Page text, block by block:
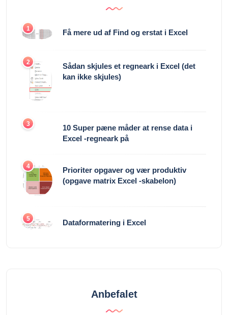
1 Få mere ud af Find og erstat i Excel
2
Sådan skjules et regneark i Excel (det
kan ikke skjules)
3
10 Super pæne måder at rense data i
Excel -regneark på
4
Prioriter opgaver og vær produktiv
(opgave matrix Excel -skabelon)
5 Dataformatering i Excel
Anbefalet